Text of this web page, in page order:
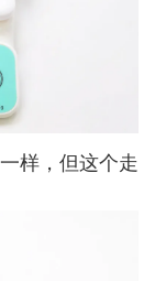
样，但这个走